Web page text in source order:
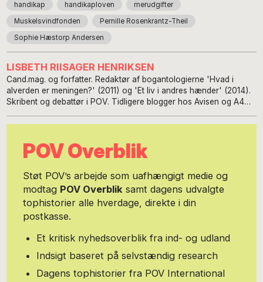
handikap handikaploven merudgifter
Muskelsvindfonden Pernille Rosenkrantz-Theil
Sophie Hæstorp Andersen
LISBETH RIISAGER HENRIKSEN
Cand.mag. og forfatter. Redaktør af bogantologierne 'Hvad i
alverden er meningen?' (2011) og 'Et liv i andres hænder' (2014).
Skribent og debattør i POV. Tidligere blogger hos Avisen og A4
POV Overblik
Støt POV’s arbejde som uafhængigt medie og
modtag POV Overbliksamt dagens udvalgte
tophistorier alle hverdage, direkte i din
postkasse.
Et kritisk nyhedsoverblik fra ind- og udland
Indsigt baseret på selvstændig research
Dagens tophistorier fra POV International